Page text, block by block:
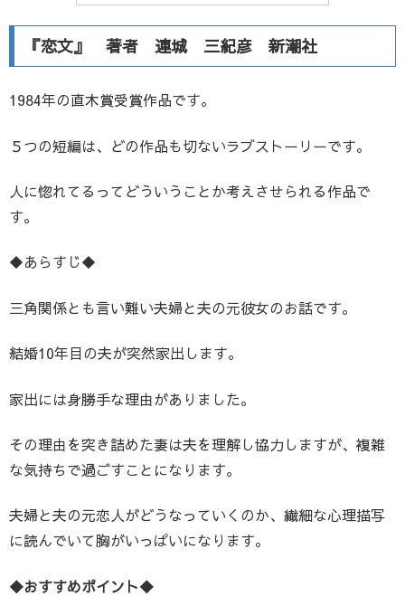
『恋文』 著者 連城 三紀彦 新潮社
1984年の直木賞受賞作品です。
５つの短編は、どの作品も切ないラブストーリーです。
人に惚れてるってどういうことか考えさせられる作品で
す。
◆あらすじ◆
三角関係とも言い難い夫婦と夫の元彼女のお話です。
結婚10年目の夫が突然家出します。
家出には身勝手な理由がありました。
その理由を突き詰めた妻は夫を理解し協力しますが、複雑
な気持ちで過ごすことになります。
夫婦と夫の元恋人がどうなっていくのか、繊細な心理描写
に読んでいて胸がいっぱいになります。
◆おすすめポイント◆